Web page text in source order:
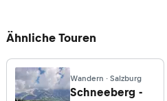
Ähnliche Touren
Wandern · Salzburg
Schneeberg -